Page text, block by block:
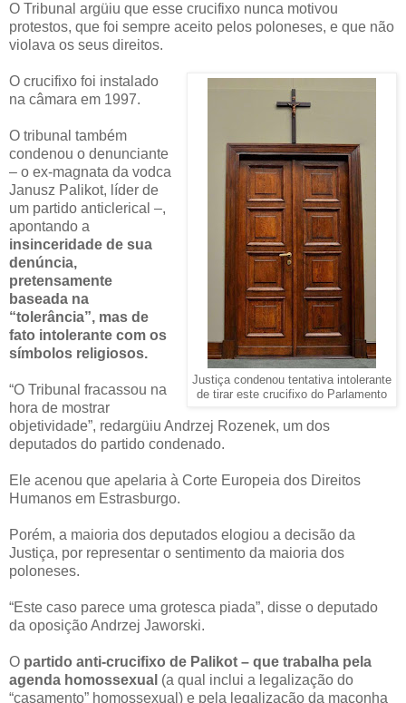
O Tribunal argüiu que esse crucifixo nunca motivou
protestos, que foi sempre aceito pelos poloneses, e que não
violava os seus direitos.
Justiça condenou tentativa intolerante
de tirar este crucifixo do Parlamento
O crucifixo foi instalado
na câmara em 1997.
O tribunal também
condenou o denunciante
– o ex-magnata da vodca
Janusz Palikot, líder de
um partido anticlerical –,
apontando a
insinceridade de sua
denúncia,
pretensamente
baseada na
“tolerância”, mas de
fato intolerante com os
símbolos religiosos.
“O Tribunal fracassou na
hora de mostrar
objetividade”, redargüiu Andrzej Rozenek, um dos
deputados do partido condenado.
Ele acenou que apelaria à Corte Europeia dos Direitos
Humanos em Estrasburgo.
Porém, a maioria dos deputados elogiou a decisão da
Justiça, por representar o sentimento da maioria dos
poloneses.
“Este caso parece uma grotesca piada”, disse o deputado
da oposição Andrzej Jaworski.
O partido anti-crucifixo de Palikot – que trabalha pela
agenda homossexual (a qual inclui a legalização do
“casamento” homossexual) e pela legalização da maconha